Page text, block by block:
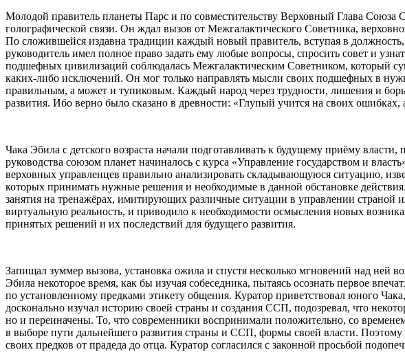
Молодой правитель планеты Парс и по совместительству Верховный Глава
голографической связи. Он ждал вызов от Межгалактического Советника,
По сложившейся издавна традиции каждый новый правитель, вступая в
руководитель имел полное право задать ему любые вопросы, спросить совет и
подшефных цивилизаций соблюдалась Межгалактическим Советником, который
каких-либо исключений. Он мог только направлять мысли своих подшефных в
правильным, а может и тупиковым. Каждый народ через трудности, лишения и
развития. Ибо верно было сказано в древности: «Глупый учится на своих
Чака Эбила с детского возраста начали подготавливать к будущему приёму
руководства союзом планет начиналось с курса «Управление государством и
верховных управленцев правильно анализировать складывающуюся ситуацию,
которых принимать нужные решения и необходимые в данной обстановке
занятия на тренажёрах, имитирующих различные ситуации в управлении
виртуальную реальность, и приводило к необходимости осмысления новых
принятых решений и их последствий для будущего развития.
Запищал зуммер вызова, установка ожила и спустя несколько мгновений над ней
Эбила некоторое время, как бы изучая собеседника, пытаясь осознать первое
по установленному предками этикету общения. Куратор приветствовал юного
досконально изучал историю своей страны и создания ССП, подозревал, что
но и переиначены. То, что современники воспринимали положительно, со
в выборе пути дальнейшего развития страны и ССП, формы своей власти.
своих предков от прадеда до отца. Куратор согласился с законной просьбой